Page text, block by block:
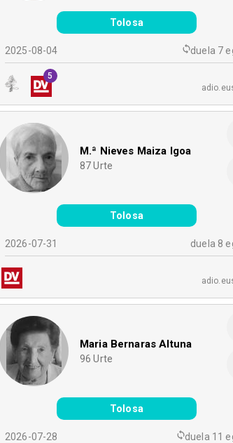
Tolosa
2025-08-04 duela 7
5
M.ª Nieves Maiza Igoa
87 Urte
Tolosa
2026-07-31 duela 8
Maria Bernaras Altuna
96 Urte
Tolosa
2026-07-28 duela 11